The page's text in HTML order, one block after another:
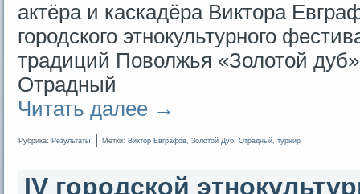
актёра и каскадёра Виктора
городского этнокультурного
традиций Поволжья «Золотой
Отрадный
Читать далее →
Рубрика: Результаты | Метки: Виктор Евграфов, Золотой Дуб, Отрадный, турнир
IV городской